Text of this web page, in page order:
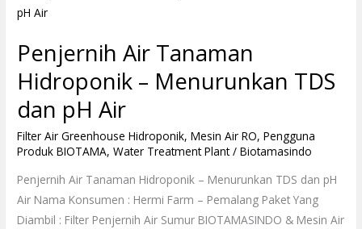
Penjernih Air Tanaman
Hidroponik – Menurunkan TDS
dan pH Air
Filter Air Greenhouse Hidroponik,Mesin Air RO,Pengguna
Produk BIOTAMA,Water Treatment Plant/Biotamasindo
Penjernih Air Tanaman Hidroponik – Menurunkan TDS dan pH
Air Nama Konsumen : Hermi Farm – Pemalang Paket Yang
Diambil : Filter Penjernih Air Sumur BIOTAMASINDO & Mesin Air
Air
Hidroponik
–
Menurunkan
TDS
dan
pH
Air